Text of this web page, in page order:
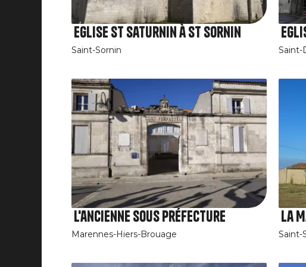
Eglise St Saturnin à St Sornin
Saint-Sornin Saint-
L'ancienne Sous Préfecture
Marennes-Hiers-Brouage
La
Saint-